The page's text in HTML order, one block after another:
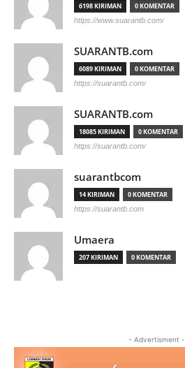
6198 KIRIMAN 0 KOMENTAR
https://www.suarantb.com/
SUARANTB.com
6089 KIRIMAN 0 KOMENTAR
https://suarantb.com/
SUARANTB.com
18085 KIRIMAN 0 KOMENTAR
https://suarantb.com/
suarantbcom
14 KIRIMAN 0 KOMENTAR
https://suarantb.com
Umaera
207 KIRIMAN 0 KOMENTAR
- Advertisment -